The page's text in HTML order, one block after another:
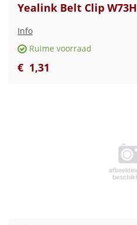
Yealink Belt Clip W73H
Info
Ruime voorraad
€ 1,31